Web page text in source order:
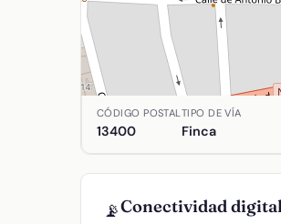
Ubicación de Matamoros,
CÓDIGO POSTAL
13400
TIPO DE VÍA
Finca
📡Conectividad